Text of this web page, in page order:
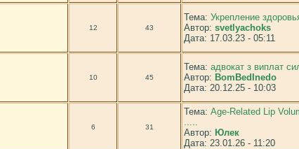
12 43
Тема: Укрепление
Автор: svetlyachoks
Дата: 17.03.23 - 05:11
10 45
Тема: адвокат з виплат
Автор: BomBedInedo
Дата: 20.12.25 - 10:03
6 31
Тема: Age-Related Lip
.....
Автор: Юлек
Дата: 23.01.26 - 11:20